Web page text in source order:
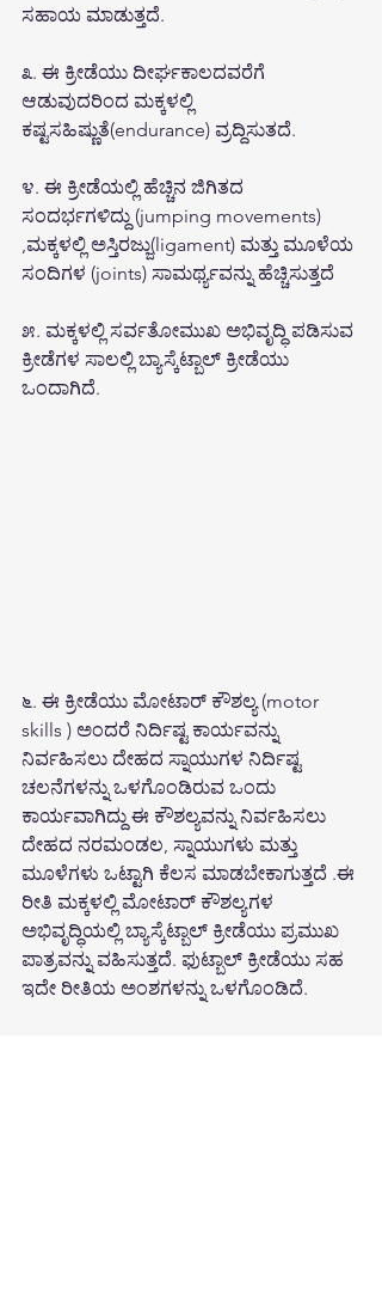
ಸಹಾಯ ಮಾಡುತ್ತದೆ.
೩. ಈ ಕ್ರೀಡೆಯು ದೀರ್ಘಕಾಲದವರೆಗೆ
ಆಡುವುದರಿಂದ ಮಕ್ಕಳಲ್ಲಿ
ಕಷ್ಟಸಹಿಷ್ಣುತೆ(endurance) ವ್ರದ್ದಿಸುತದೆ.
೪. ಈ ಕ್ರೀಡೆಯಲ್ಲಿ ಹೆಚ್ಚಿನ ಜಿಗಿತದ
ಸಂದರ್ಭಗಳಿದ್ದು (jumping movements)
,ಮಕ್ಕಳಲ್ಲಿ ಅಸ್ತಿರಜ್ಜು(ligament) ಮತ್ತು ಮೂಳೆಯ
ಸಂದಿಗಳ (joints) ಸಾಮರ್ಥ್ಯವನ್ನು ಹೆಚ್ಚಿಸುತ್ತದೆ
೫. ಮಕ್ಕಳಲ್ಲಿ ಸರ್ವತೋಮುಖ ಅಭಿವೃದ್ಧಿ ಪಡಿಸುವ
ಕ್ರೀಡೆಗಳ ಸಾಲಲ್ಲಿ ಬ್ಯಾಸ್ಕೆಟ್ಬಾಲ್ ಕ್ರೀಡೆಯು
ಒಂದಾಗಿದೆ.
೬. ಈ ಕ್ರೀಡೆಯು ಮೋಟಾರ್ ಕೌಶಲ್ಯ (motor
skills ) ಅಂದರೆ ನಿರ್ದಿಷ್ಟ ಕಾರ್ಯವನ್ನು
ನಿರ್ವಹಿಸಲು ದೇಹದ ಸ್ನಾಯುಗಳ ನಿರ್ದಿಷ್ಟ
ಚಲನೆಗಳನ್ನು ಒಳಗೊಂಡಿರುವ ಒಂದು
ಕಾರ್ಯವಾಗಿದ್ದು ಈ ಕೌಶಲ್ಯವನ್ನು ನಿರ್ವಹಿಸಲು
ದೇಹದ ನರಮಂಡಲ, ಸ್ನಾಯುಗಳು ಮತ್ತು
ಮೂಳೆಗಳು ಒಟ್ಟಾಗಿ ಕೆಲಸ ಮಾಡಬೇಕಾಗುತ್ತದೆ .ಈ
ರೀತಿ ಮಕ್ಕಳಲ್ಲಿ ಮೋಟಾರ್ ಕೌಶಲ್ಯಗಳ
ಅಭಿವೃದ್ಧಿಯಲ್ಲಿ ಬ್ಯಾಸ್ಕೆಟ್ಬಾಲ್ ಕ್ರೀಡೆಯು ಪ್ರಮುಖ
ಪಾತ್ರವನ್ನು ವಹಿಸುತ್ತದೆ. ಫುಟ್ಬಾಲ್ ಕ್ರೀಡೆಯು ಸಹ
ಇದೇ ರೀತಿಯ ಅಂಶಗಳನ್ನು ಒಳಗೊಂಡಿದೆ.